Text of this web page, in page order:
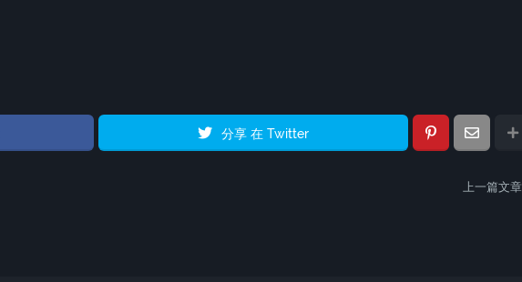
分享 在 Twitter
上一篇文章